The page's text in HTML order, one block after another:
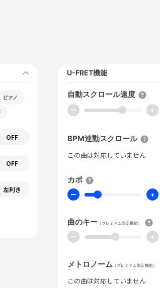
ピアノ
OFF
OFF
左利き
U-FRET機能
自動スクロール速度
ー +
BPM連動スクロール
この曲は対応していません
カポ
ー +
曲のキー （プレミアム限定機能）
ー +
メトロノーム （プレミアム限定機能）
この曲は対応していません